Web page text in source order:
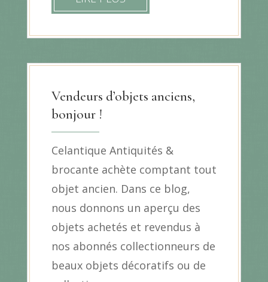
Vendeurs d’objets anciens,
bonjour !
Celantique Antiquités &
brocante achète comptant tout
objet ancien. Dans ce blog,
nous donnons un aperçu des
objets achetés et revendus à
nos abonnés collectionneurs de
beaux objets décoratifs ou de